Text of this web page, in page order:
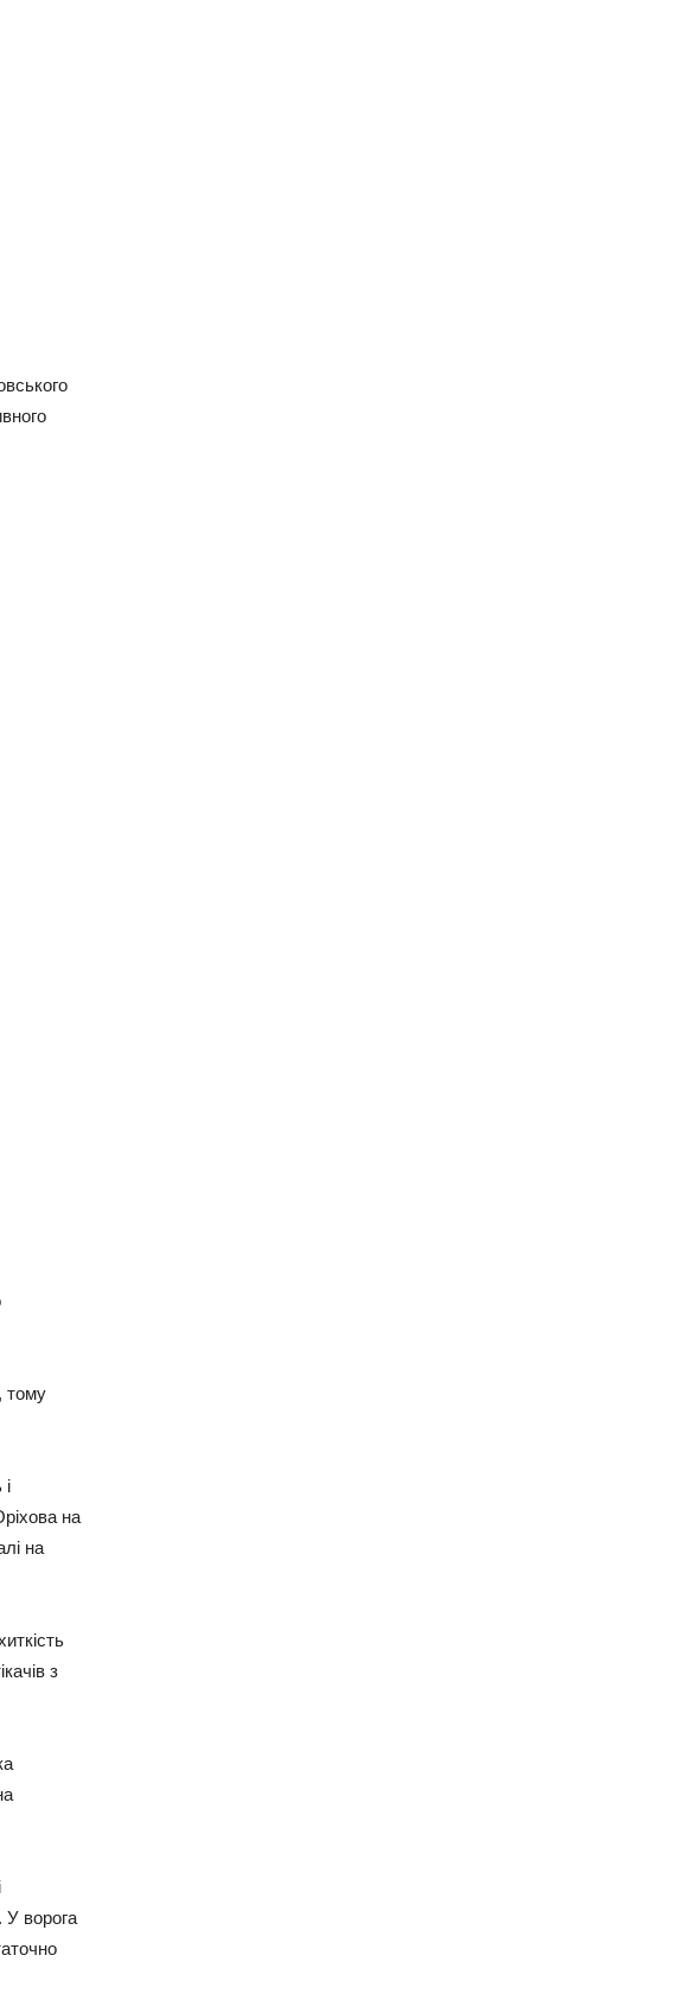
тому
на
на
з
У ворога